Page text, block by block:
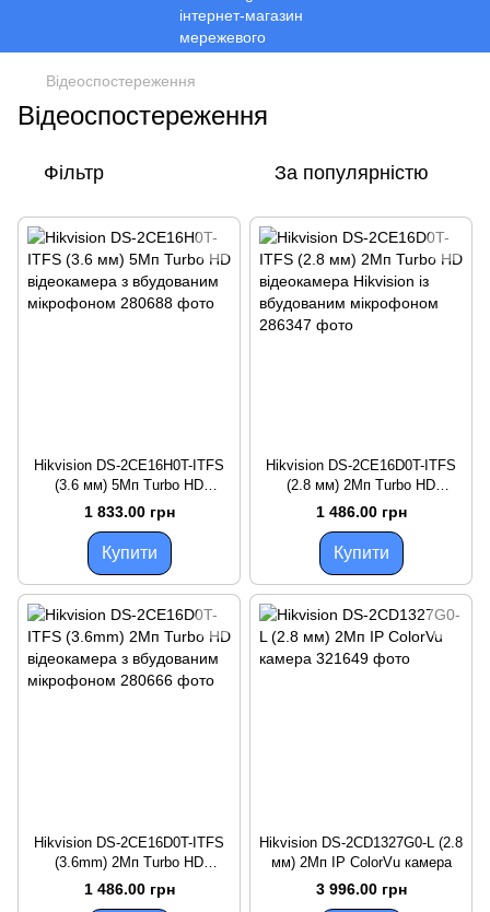
Відеоспостереження
Відеоспостереження
Фільтр За популярністю
Hikvision DS-2CE16H0T-ITFS
(3.6 мм) 5Мп Turbo HD
відеокамера з вбудованим
мікрофоном
1 833.00 грн
Купити
Hikvision DS-2CE16D0T-ITFS
(2.8 мм) 2Мп Turbo HD
відеокамера Hikvision із
вбудованим мікрофоном
1 486.00 грн
Купити
Hikvision DS-2CE16D0T-ITFS
(3.6mm) 2Мп Turbo HD
відеокамера з вбудованим
мікрофоном
1 486.00 грн
Hikvision DS-2CD1327G0-L (2.8
мм) 2Мп IP ColorVu камера
3 996.00 грн